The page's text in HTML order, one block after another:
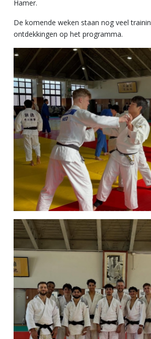
Hamer.
De komende weken staan nog veel
ontdekkingen op het programma.